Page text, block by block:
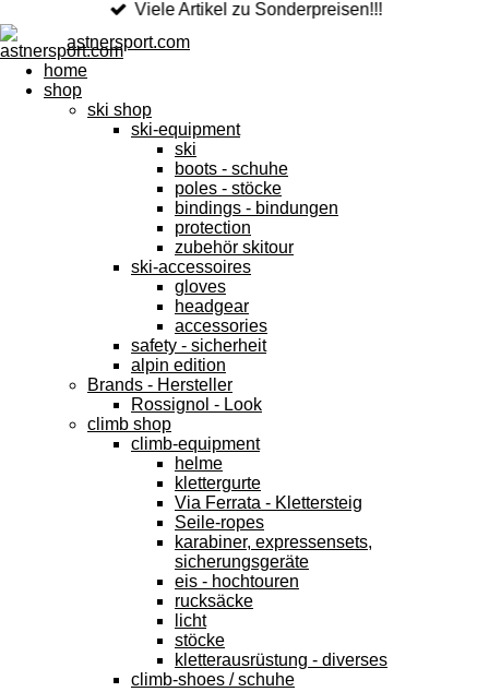
Viele Artikel zu Sonderpreisen!!!
astnersport.com
home
shop
ski shop
ski-equipment
ski
boots - schuhe
poles - stöcke
bindings - bindungen
protection
zubehör skitour
ski-accessoires
gloves
headgear
accessories
safety - sicherheit
alpin edition
Brands - Hersteller
Rossignol - Look
climb shop
climb-equipment
helme
klettergurte
Via Ferrata - Klettersteig
Seile-ropes
karabiner, expressensets,
sicherungsgeräte
eis - hochtouren
rucksäcke
licht
stöcke
kletterausrüstung - diverses
climb-shoes / schuhe